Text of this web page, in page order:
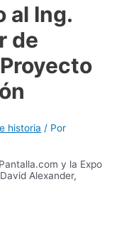
al Ing.
de
historia / Por
y la Expo
Alexander,